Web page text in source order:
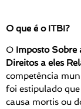
O que é o ITBI?
O Imposto Sobre
Direitos a eles
competência
foi estipulado
causa mortis ou